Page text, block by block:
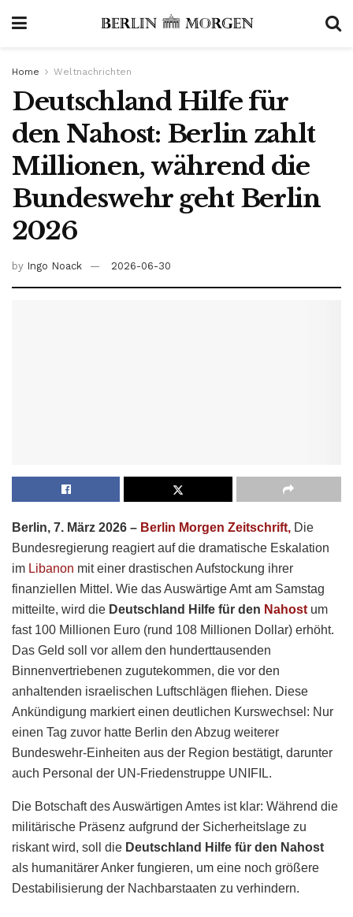
Home Weltnachrichten
Deutschland Hilfe für
den Nahost: Berlin zahlt
Millionen, während die
Bundeswehr geht Berlin
2026
by Ingo Noack 2026-06-30
Berlin, 7. März 2026 – Berlin Morgen Zeitschrift, Die
Bundesregierung reagiert auf die dramatische Eskalation
im Libanon mit einer drastischen Aufstockung ihrer
finanziellen Mittel. Wie das Auswärtige Amt am Samstag
mitteilte, wird die Deutschland Hilfe für den Nahost um
fast 100 Millionen Euro (rund 108 Millionen Dollar) erhöht.
Das Geld soll vor allem den hunderttausenden
Binnenvertriebenen zugutekommen, die vor den
anhaltenden israelischen Luftschlägen fliehen. Diese
Ankündigung markiert einen deutlichen Kurswechsel: Nur
einen Tag zuvor hatte Berlin den Abzug weiterer
Bundeswehr-Einheiten aus der Region bestätigt, darunter
auch Personal der UN-Friedenstruppe UNIFIL.
Die Botschaft des Auswärtigen Amtes ist klar: Während die
militärische Präsenz aufgrund der Sicherheitslage zu
riskant wird, soll die Deutschland Hilfe für den Nahost
als humanitärer Anker fungieren, um eine noch größere
Destabilisierung der Nachbarstaaten zu verhindern.